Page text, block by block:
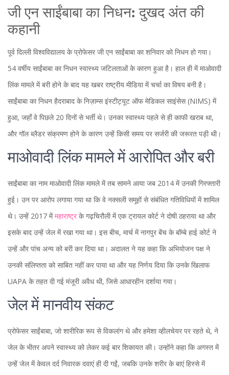
जी एन साईंबाबा का निधन: दुखद अंत की
कहानी
पूर्व दिल्ली विश्वविद्यालय के प्रोफेसर जी एन साईंबाबा का शनिवार को निधन हो गया।
54 वर्षीय साईंबाबा का निधन स्वास्थ्य जटिलताओं के कारण हुआ है। हाल ही में माओवादी
लिंक मामले में बरी होने के बाद यह खबर राष्ट्रीय मीडिया में चर्चा का विषय बनी है।
साईंबाबा का निधन हैदराबाद के निज़ाम्स इंस्टीट्यूट ऑफ मेडिकल साइंसेस (NIMS) में
हुआ, जहाँ वे पिछले 20 दिनों से भर्ती थे। उनका स्वास्थ्य पहले से ही काफी खराब था,
और गॉल ब्लैडर संक्रमण होने के कारण उन्हें किसी समय पर सर्जरी की जरूरत पड़ी थी।
माओवादी लिंक मामले में आरोपित और बरी
साईंबाबा का नाम माओवादी लिंक मामले में तब सामने आया जब 2014 में उनकी गिरफ्तारी
हुई। उन पर आरोप लगाया गया था कि वे नक्सली समूहों से संबंधित गतिविधियों में शामिल
थे। उन्हें 2017 मेंमहाराष्ट्र के गढ़चिरौली में एक ट्रायल कोर्ट ने दोषी ठहराया था और
इसके बाद उन्हें जेल में रखा गया था। इस बीच, मार्च में नागपुर बेंच के बॉम्बे हाई कोर्ट ने
उन्हें और पांच अन्य को बरी कर दिया था। अदालत ने यह कहा कि अभियोजन पक्ष ने
उनकी संलिप्तता को साबित नहीं कर पाया था और यह निर्णय दिया कि उनके खिलाफ
UAPA के तहत दी गई मंजूरी अवैध थी, जिसे आधारहीन दर्शाया गया।
जेल में मानवीय संकट
प्रोफेसर साईंबाबा, जो शारीरिक रूप से विकलांग थे और हमेशा व्हीलचेयर पर रहते थे, ने
जेल के भीतर अपने स्वास्थ्य को लेकर कई बार शिकायत की। उन्होंने कहा कि अगस्त में
उन्हें जेल में केवल दर्द निवारक दवाएं ही दी गईं, जबकि उनके शरीर के बाएं हिस्से में